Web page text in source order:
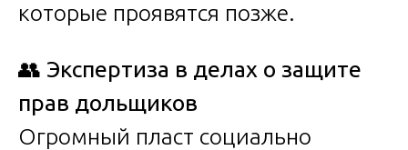
которые проявятся позже.
👥 Экспертиза в делах о защите
прав дольщиков
Огромный пласт социально